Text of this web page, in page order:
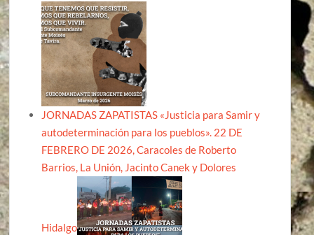
JORNADAS ZAPATISTAS «Justicia para Samir y
autodeterminación para los pueblos». 22 DE
FEBRERO DE 2026, Caracoles de Roberto
Barrios, La Unión, Jacinto Canek y Dolores
Hidalgo